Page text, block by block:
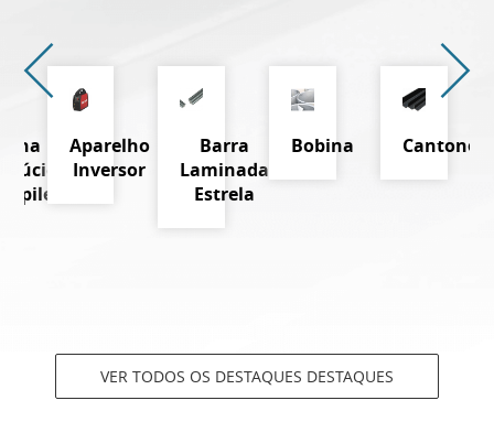
Aparelho
Inversor
Barra
Laminada
Estrela
Bobina
VER TODOS OS DESTAQUES DESTAQUES